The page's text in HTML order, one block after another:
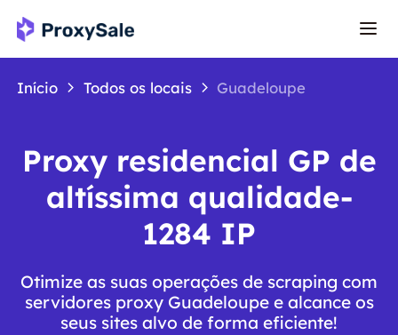
Início Todos os locais Guadeloupe
Proxy residencial GP de
altíssima qualidade-
1284 IP
Otimize as suas operações de scraping com
servidores proxy Guadeloupe e alcance os
seus sites alvo de forma eficiente!